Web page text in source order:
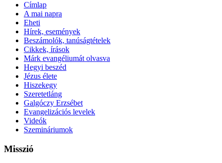
Címlap
A mai napra
Eheti
Hírek, események
Beszámolók, tanúságtételek
Cikkek, írások
Márk evangéliumát olvasva
Hegyi beszéd
Jézus élete
Hiszekegy
Szeretetláng
Galgóczy Erzsébet
Evangelizációs levelek
Videók
Szemináriumok
Misszió